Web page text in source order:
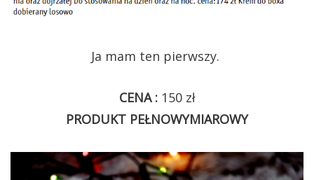
Ja mam ten pierwszy.
CENA : 150 zł
PRODUKT PEŁNOWYMIAROWY